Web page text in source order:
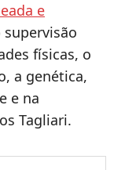
e
supervisão
físicas, o
a genética,
e na
Tagliari.